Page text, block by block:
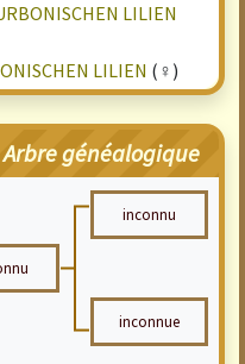
LILIEN
LILIEN (♀)
Arbre généalogique
inconnu
inconnue